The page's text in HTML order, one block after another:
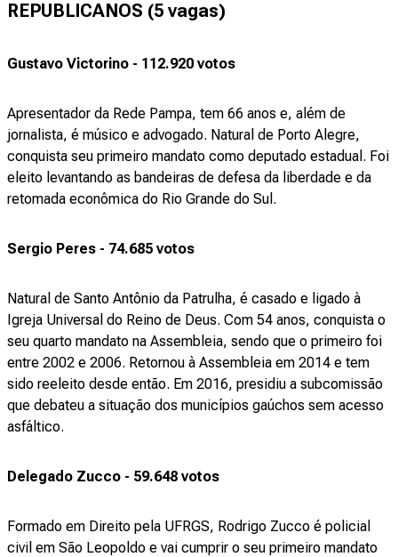
REPUBLICANOS (5 vagas)
Gustavo Victorino - 112.920 votos
Apresentador da Rede Pampa, tem 66 anos e, além de
jornalista, é músico e advogado. Natural de Porto Alegre,
conquista seu primeiro mandato como deputado estadual. Foi
eleito levantando as bandeiras de defesa da liberdade e da
retomada econômica do Rio Grande do Sul.
Sergio Peres - 74.685 votos
Natural de Santo Antônio da Patrulha, é casado e ligado à
Igreja Universal do Reino de Deus. Com 54 anos, conquista o
seu quarto mandato na Assembleia, sendo que o primeiro foi
entre 2002 e 2006. Retornou à Assembleia em 2014 e tem
sido reeleito desde então. Em 2016, presidiu a subcomissão
que debateu a situação dos municípios gaúchos sem acesso
asfáltico.
Delegado Zucco - 59.648 votos
Formado em Direito pela UFRGS, Rodrigo Zucco é policial
civil em São Leopoldo e vai cumprir o seu primeiro mandato